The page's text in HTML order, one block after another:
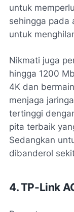
untuk
sehingga pada
untuk
Nikmati juga
hingga 1200
4K dan
menjaga
tertinggi
pita terbaik
Sedangkan
dibanderol
4. TP-Link